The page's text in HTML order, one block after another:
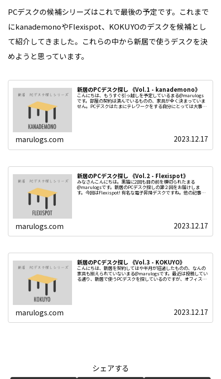
PCデスクの候補シリーズはこれで最後の予定です。これまで
にkanademonoやFlexispot、KOKUYOのデスクを候補とし
て紹介してきました。これらの中から新居で使うデスクを決
めようと思っています。
新居のPCデスク探し 《Vol.1 - kanademono》
こんにちは、もうすぐ引っ越しを予定しているまる@marulogs
です。部屋の契約は済んでいるものの、家具が全く決まっていま
せん。PCデスクはたまにテレワークをする自分にとっては大事な
marulogs.com 2023.12.17
新居のPCデスク探し 《Vol.2 - Flexispot》
みなさんこんにちは。黒猫に2回も目の前を横切られたまる
@marulogsです。新居のPCデスク探しの第２回をお届けしま
す。今回はFlexispot! 有名な電子昇降デスクですね。他の記事は
marulogs.com 2023.12.17
新居のPCデスク探し 《Vol.3 - KOKUYO》
こんにちは、新居を契約してはや半月が経過したものの、なんの
家具も揃えられていないまる@marulogsです。最近は投稿してい
る通り、新居で使うPCデスクを探しているのですが、オフィス家
marulogs.com 2023.12.17
シェアする